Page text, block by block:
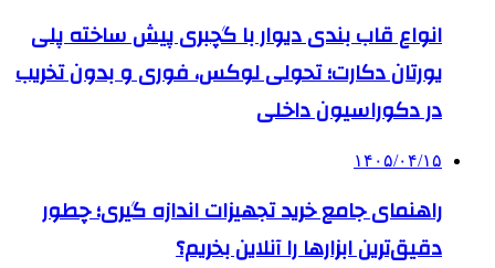
انواع قاب بندی دیوار با گچبری پیش ساخته پلی
یورتان دکارت؛ تحولی لوکس، فوری و بدون تخریب
در دکوراسیون داخلی
۱۴۰۵/۰۴/۱۵
راهنمای جامع خرید تجهیزات اندازه گیری؛ چطور
دقیق‌ترین ابزارها را آنلاین بخریم؟